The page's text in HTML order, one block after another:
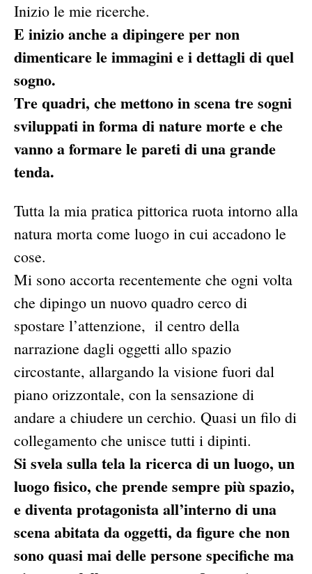
Inizio le mie ricerche.
E inizio anche a dipingere per non
dimenticare le immagini e i dettagli di quel
sogno.
Tre quadri, che mettono in scena tre sogni
sviluppati in forma di nature morte e che
vanno a formare le pareti di una grande
tenda.
Tutta la mia pratica pittorica ruota intorno alla
natura morta come luogo in cui accadono le
cose.
Mi sono accorta recentemente che ogni volta
che dipingo un nuovo quadro cerco di
spostare l’attenzione, il centro della
narrazione dagli oggetti allo spazio
circostante, allargando la visione fuori dal
piano orizzontale, con la sensazione di
andare a chiudere un cerchio. Quasi un filo di
collegamento che unisce tutti i dipinti.
Si svela sulla tela la ricerca di un luogo, un
luogo fisico, che prende sempre più spazio,
e diventa protagonista all’interno di una
scena abitata da oggetti, da figure che non
sono quasi mai delle persone specifiche ma